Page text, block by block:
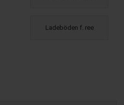
Ladeböden f. ree